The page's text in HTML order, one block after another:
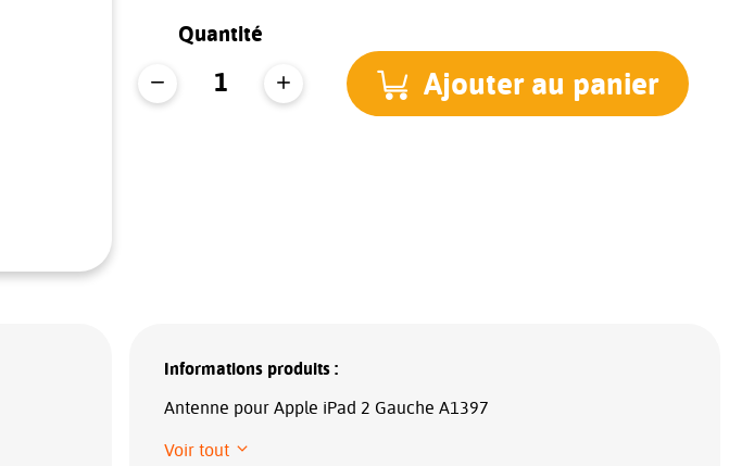
Quantité
Ajouter au panier
Informations produits :
Antenne pour Apple iPad 2 Gauche A1397
Voir tout